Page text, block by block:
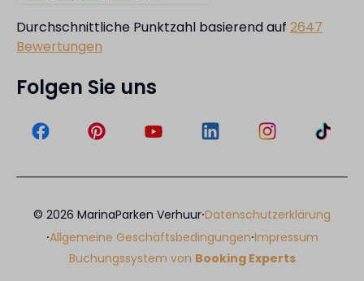
Durchschnittliche Punktzahl basierend auf 2647
Bewertungen
Folgen Sie uns
© 2026 MarinaParken Verhuur·Datenschutzerklärung
·Allgemeine Geschäftsbedingungen·Impressum
Buchungssystem von Booking Experts